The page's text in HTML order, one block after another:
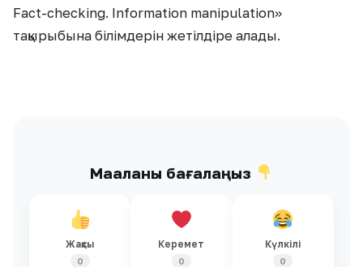
Fact-checking. Information manipulation»
тақырыбына білімдерін жетілдіре алады.
Мақаланы бағалаңыз
Жақсы
0
Керемет
0
Күлкілі
0